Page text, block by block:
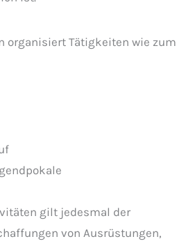
organisiert Tätigkeiten wie zum
gilt jedesmal der
von Ausrüstungen,